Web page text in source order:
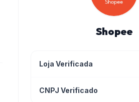
Shopee
Loja Verificada
CNPJ Verificado